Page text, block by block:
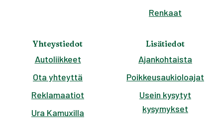
Renkaat
Yhteystiedot
Autoliikkeet
Ota yhteyttä
Reklamaatiot
Ura Kamuxilla
Lisätiedot
Ajankohtaista
Poikkeusaukioloajat
Usein kysytyt
kysymykset